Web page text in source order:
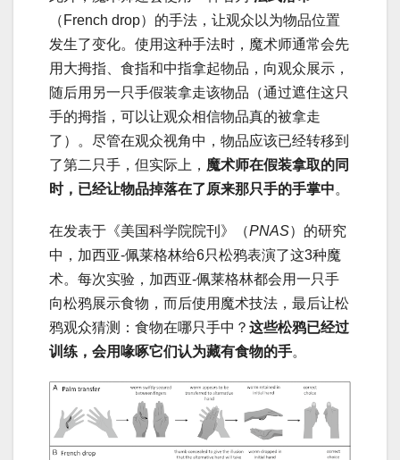
（French drop）的手法，让观众以为物品位置
发生了变化。使用这种手法时，魔术师通常会先
用大拇指、食指和中指拿起物品，向观众展示，
随后用另一只手假装拿走该物品（通过遮住这只
手的拇指，可以让观众相信物品真的被拿走
了）。尽管在观众视角中，物品应该已经转移到
了第二只手，但实际上， 魔术师在假装拿取的同
时，已经让物品掉落在了原来那只手的手掌中。
在发表于《美国科学院院刊》（PNAS）的研究
中，加西亚-佩莱格林给6只松鸦表演了这3种魔
术。每次实验，加西亚-佩莱格林都会用一只手
向松鸦展示食物，而后使用魔术技法，最后让松
鸦观众猜测：食物在哪只手中？ 这些松鸦已经过
训练，会用喙啄它们认为藏有食物的手。